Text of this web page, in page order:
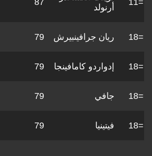
أرنولد
=18 ريان جرافينبيرش 79
=18 إدواردو كامافينجا 79
=18 جافي 79
=18 فيتينيا 79